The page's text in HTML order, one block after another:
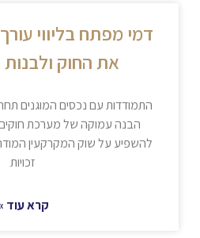
דמי מפתח בליווי
את החוק
התמודדות עם נכסים המוגנים
הבנה עמוקה של מערכת
להשפיע על שוק המקרקעין
זכויות
קרא עוד